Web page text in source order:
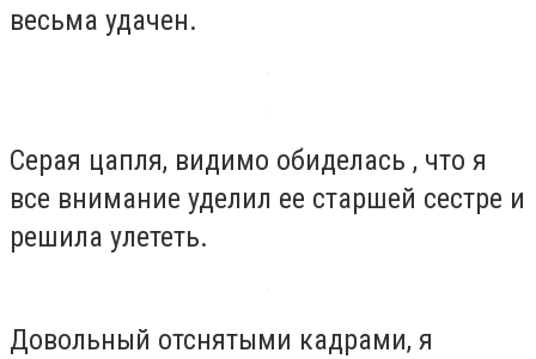
весьма удачен.
Серая цапля, видимо обиделась , что я
все внимание уделил ее старшей сестре и
решила улететь.
Довольный отснятыми кадрами, я